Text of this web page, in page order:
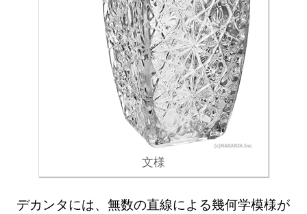
文様
デカンタには、無数の直線による幾何学模様が